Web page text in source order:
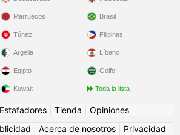
Marruecos
Túnez
Argelia
Egipto
Kuwait
Brasil
Filipinas
Líbano
Golfo
Toda la lista
Estafadores Tienda
Opiniones
Acerca de nosotros Privacidad